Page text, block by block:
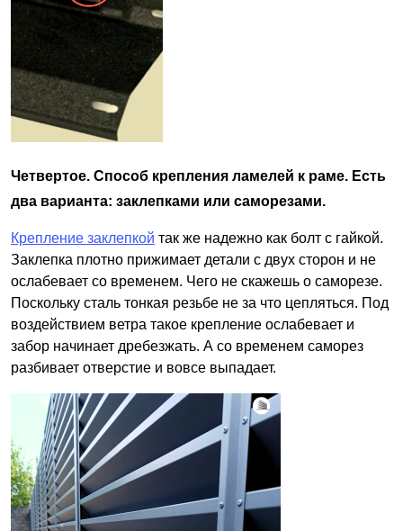
Четвертое. Способ крепления ламелей к раме. Есть
два варианта: заклепками или саморезами.
Крепление заклепкой так же надежно как болт с гайкой.
Заклепка плотно прижимает детали с двух сторон и не
ослабевает со временем. Чего не скажешь о саморезе.
Поскольку сталь тонкая резьбе не за что цепляться. Под
воздействием ветра такое крепление ослабевает и
забор начинает дребезжать. А со временем саморез
разбивает отверстие и вовсе выпадает.